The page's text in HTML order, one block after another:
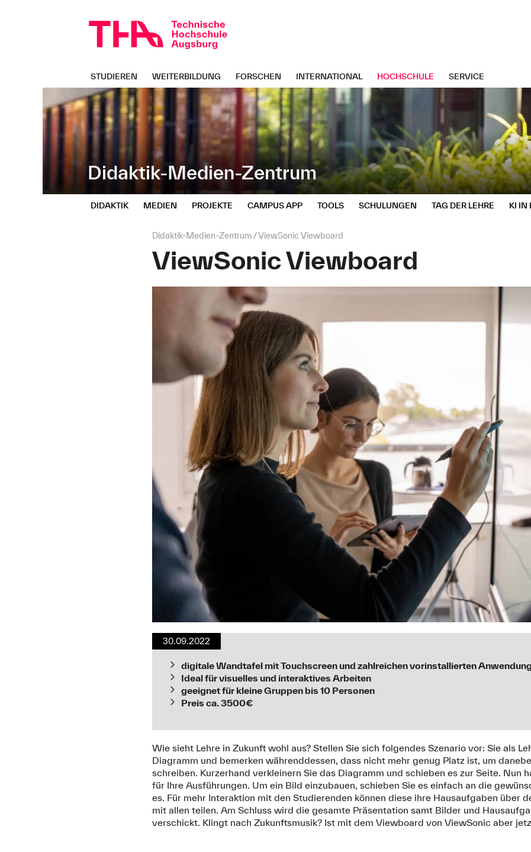
überspringen
Didaktik-Medien-Zentrum
STUDIEREN WEITERBILDUNG FORSCHEN INTERNATIONAL HOCHSCHULE SERVICE
DIDAKTIK MEDIEN PROJEKTE CAMPUS APP TOOLS SCHULUNGEN TAG DER LEHRE KI IN
Seitenpfad:
Didaktik-Medien-Zentrum ViewSonic Viewboard
ViewSonic Viewboard
30.09.2022
digitale Wandtafel mit Touchscreen und zahlreichen vorinstallierten
Ideal für visuelles und interaktives Arbeiten
geeignet für kleine Gruppen bis 10 Personen
Preis ca. 3500€
Wie sieht Lehre in Zukunft wohl aus? Stellen Sie sich folgendes Szenario vor: Sie als
Diagramm und bemerken währenddessen, dass nicht mehr genug Platz ist, um
schreiben. Kurzerhand verkleinern Sie das Diagramm und schieben es zur Seite. Nun
für Ihre Ausführungen. Um ein Bild einzubauen, schieben Sie es einfach an die
es. Für mehr Interaktion mit den Studierenden können diese ihre Hausaufgaben über
mit allen teilen. Am Schluss wird die gesamte Präsentation samt Bilder und
verschickt. Klingt nach Zukunftsmusik? Ist mit dem Viewboard von ViewSonic aber